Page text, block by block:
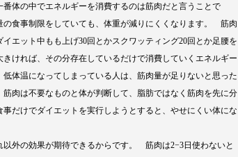
体の中でエネルギーを消費するのは筋肉だと言うことで
食事制限をしていても、体重が減りにくくなります。 筋肉
エット中もも上げ30回とかスクワッティング20回とか足腰を
ければ、その分存在しているだけで消費していくエネルギー
体温になってしまっている人は、筋肉量が足りないと思った
肉は不要なものと体が判断して、脂肪ではなく筋肉を先に分
だけでダイエットを実行しようとすると、やせにくい体にな
外の効果が期待できるからです。 筋肉は2−3日使わないと